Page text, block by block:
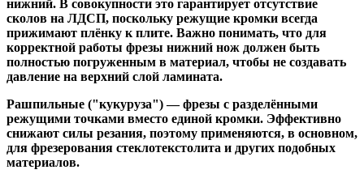
нижний. В совокупности это гарантирует отсутствие
сколов на ЛДСП, поскольку режущие кромки всегда
прижимают плёнку к плите. Важно понимать, что для
корректной работы фрезы нижний нож должен быть
полностью погруженным в материал, чтобы не создавать
давление на верхний слой ламината.
Рашпильные ("кукуруза")— фрезы с разделёнными
режущими точками вместо единой кромки. Эффективно
снижают силы резания, поэтому применяются, в основном,
для фрезерования стеклотекстолита и других подобных
материалов.